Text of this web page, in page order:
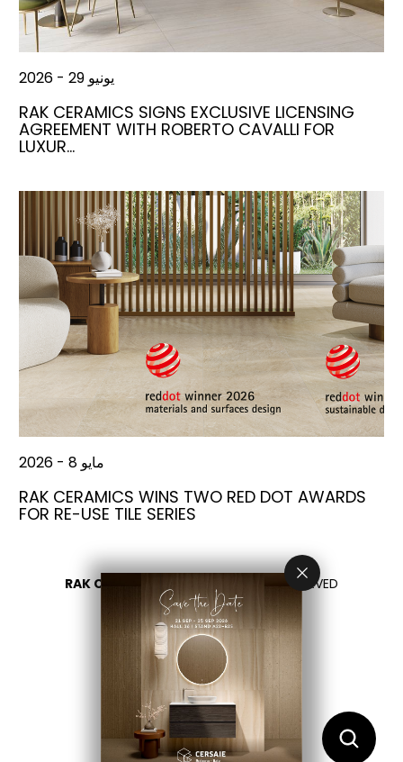
يونيو 29 - 2026
RAK CERAMICS SIGNS EXCLUSIVE LICENSING
AGREEMENT WITH ROBERTO CAVALLI FOR
LUXUR…
مايو 8 - 2026
RAK CERAMICS WINS TWO RED DOT AWARDS
FOR RE-USE TILE SERIES
RAK CERAMICS 2026 - ALL RIGHTS RESERVED
PRIVACY
CONTACT US
اختر بلدك
AR
EN FR